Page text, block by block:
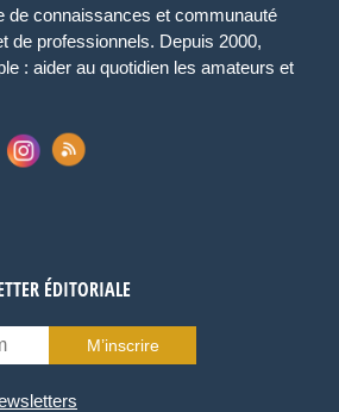
de connaissances et communauté
de professionnels. Depuis 2000,
: aider au quotidien les amateurs et
ÉDITORIALE
M’inscrire